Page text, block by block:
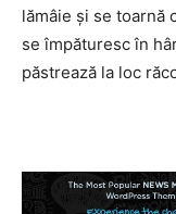
lămâie și se toarnă
se împăturesc în
păstrează la loc